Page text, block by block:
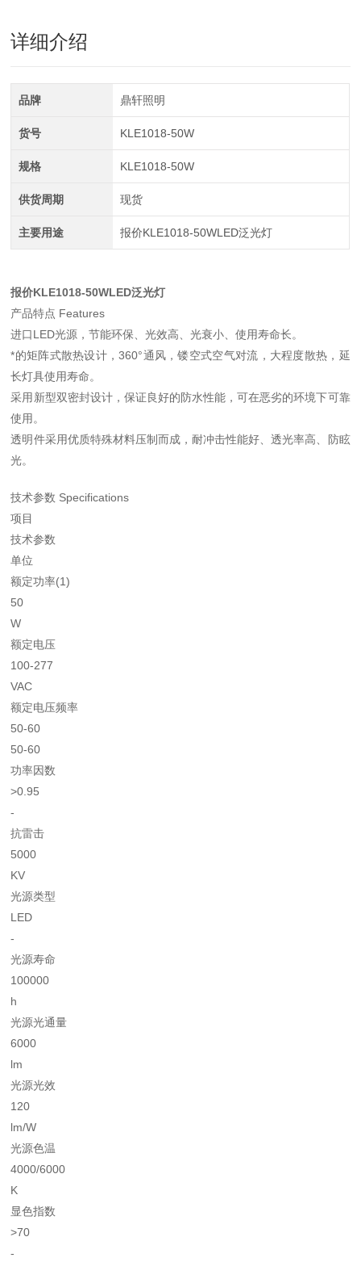
详细介绍
品牌 鼎轩照明
货号 KLE1018-50W
规格 KLE1018-50W
供货周期 现货
主要用途 报价KLE1018-50WLED泛光灯
报价KLE1018-50WLED泛光灯
产品特点 Features
进口LED光源，节能环保、光效高、光衰小、使用寿命长。
*的矩阵式散热设计，360°通风，镂空式空气对流，大程度散热，延
长灯具使用寿命。
采用新型双密封设计，保证良好的防水性能，可在恶劣的环境下可靠
使用。
透明件采用优质特殊材料压制而成，耐冲击性能好、透光率高、防眩
光。
技术参数 Specifications
项目
技术参数
单位
额定功率(1)
50
W
额定电压
100-277
VAC
额定电压频率
50-60
50-60
功率因数
>0.95
-
抗雷击
5000
KV
光源类型
LED
-
光源寿命
100000
h
光源光通量
6000
lm
光源光效
120
lm/W
光源色温
4000/6000
K
显色指数
>70
-